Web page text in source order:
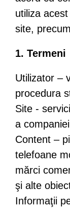
utiliza
site,
1. Termeni
Utilizator –
procedura
Site -
a
Content –
telefoane
mărci
şi alte
Informaţii